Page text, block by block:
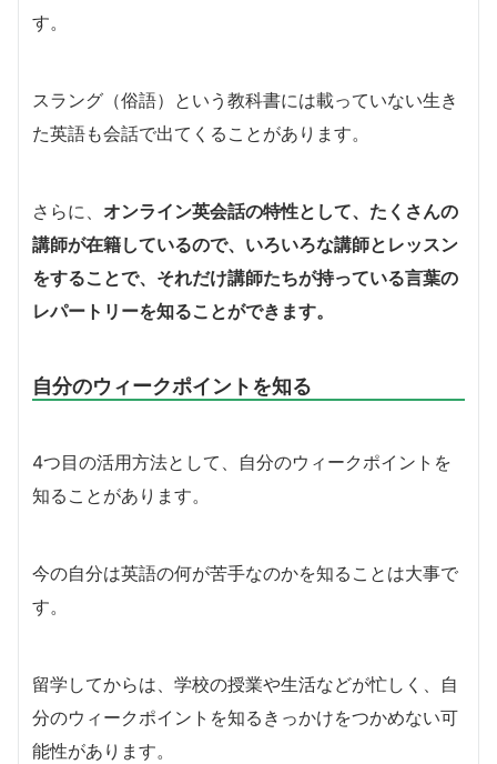
す。
スラング（俗語）という教科書には載っていない生き
た英語も会話で出てくることがあります。
さらに、 オンライン英会話の特性として、たくさんの
講師が在籍しているので、いろいろな講師とレッスン
をすることで、それだけ講師たちが持っている言葉の
レパートリーを知ることができます。
自分のウィークポイントを知る
4つ目の活用方法として、自分のウィークポイントを
知ることがあります。
今の自分は英語の何が苦手なのかを知ることは大事で
す。
留学してからは、学校の授業や生活などが忙しく、自
分のウィークポイントを知るきっかけをつかめない可
能性があります。